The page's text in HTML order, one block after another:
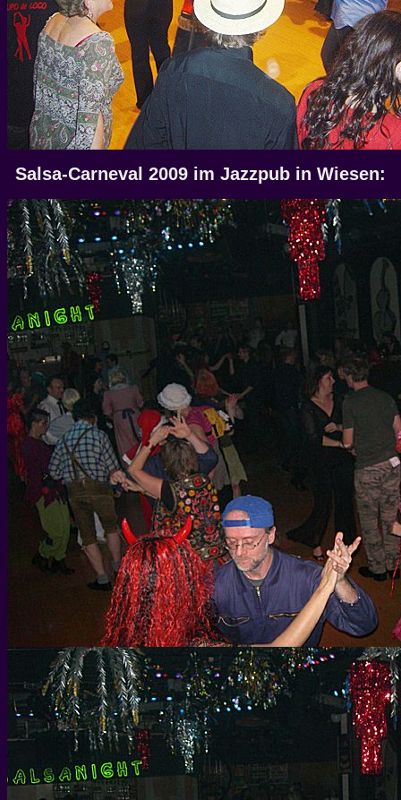
Salsa-Carneval 2009 im Jazzpub in Wiesen: